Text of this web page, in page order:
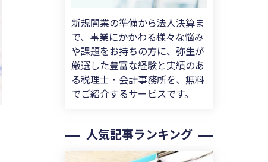
新規開業の準備から法人決算ま
で、事業にかかわる様々な悩み
や課題をお持ちの方に、弥生が
厳選した豊富な経験と実績のあ
る税理士・会計事務所を、無料
でご紹介するサービスです。
人気記事ランキング